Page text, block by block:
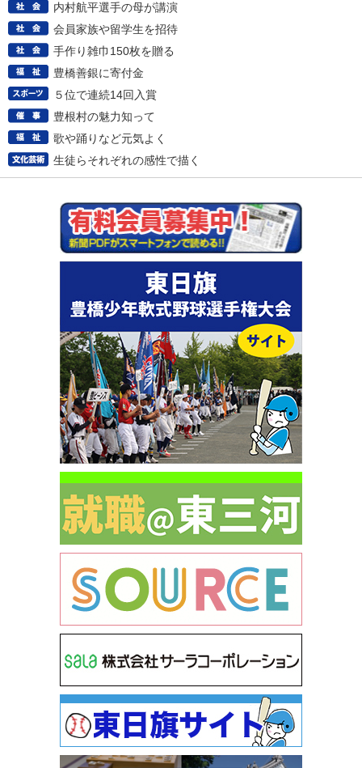
内村航平選手の母が講演
会員家族や留学生を招待
手作り雑巾150枚を贈る
豊橋善銀に寄付金
５位で連続14回入賞
豊根村の魅力知って
歌や踊りなど元気よく
生徒らそれぞれの感性で描く